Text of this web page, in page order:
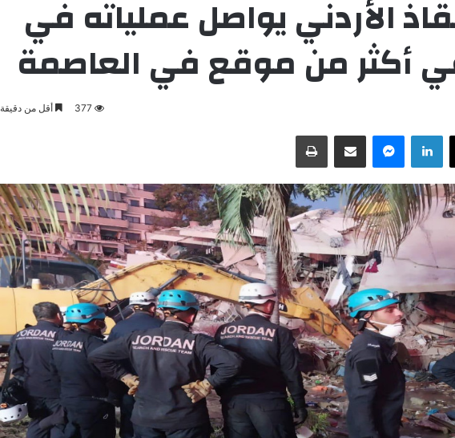
الأردني يواصل عملياته في
في أكثر من موقع في العاصمة
377 أقل من دقيقة
لينكدإن